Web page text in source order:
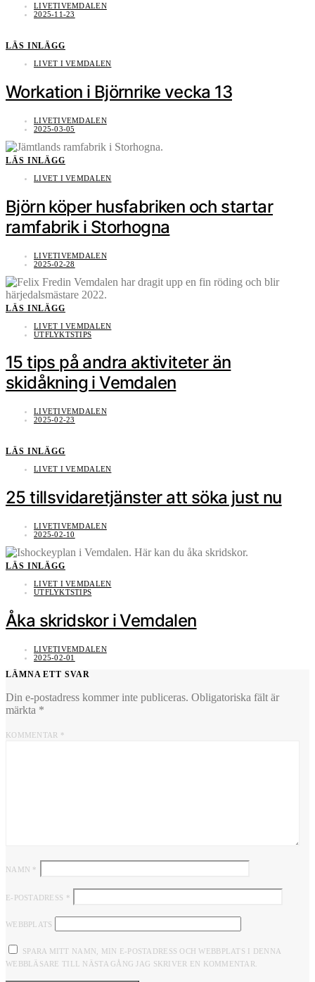
LIVETIVEMDALEN
2025-11-23
LÄS INLÄGG
LIVET I VEMDALEN
Workation i Björnrike vecka 13
LIVETIVEMDALEN
2025-03-05
LÄS INLÄGG
LIVET I VEMDALEN
Björn köper husfabriken och startar
ramfabrik i Storhogna
LIVETIVEMDALEN
2025-02-28
LÄS INLÄGG
LIVET I VEMDALEN
UTFLYKTSTIPS
15 tips på andra aktiviteter än
skidåkning i Vemdalen
LIVETIVEMDALEN
2025-02-23
LÄS INLÄGG
LIVET I VEMDALEN
25 tillsvidaretjänster att söka just nu
LIVETIVEMDALEN
2025-02-10
LÄS INLÄGG
LIVET I VEMDALEN
UTFLYKTSTIPS
Åka skridskor i Vemdalen
LIVETIVEMDALEN
2025-02-01
LÄMNA ETT SVAR
Din e-postadress kommer inte publiceras. Obligatoriska fält är
märkta *
KOMMENTAR *
NAMN *
E-POSTADRESS *
WEBBPLATS
SPARA MITT NAMN, MIN E-POSTADRESS OCH WEBBPLATS I DENNA
WEBBLÄSARE TILL NÄSTA GÅNG JAG SKRIVER EN KOMMENTAR.